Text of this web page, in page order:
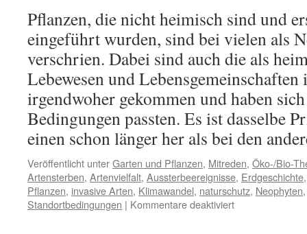
Pflanzen, die nicht heimisch sind und
eingeführt wurden, sind bei vielen als
verschrien. Dabei sind auch die als
Lebewesen und Lebensgemeinschaften
irgendwoher gekommen und haben
Bedingungen passten. Es ist dasselbe
einen schon länger her als bei den
Veröffentlicht unterGarten und Pflanzen, Mitreden, Öko-/Bio-
Artensterben, Artenvielfalt, Aussterbeereignisse, Erdgeschichte
Pflanzen, invasive Arten, Klimawandel, naturschutz, Neophyten
Standortbedingungen | Kommentare deaktiviert